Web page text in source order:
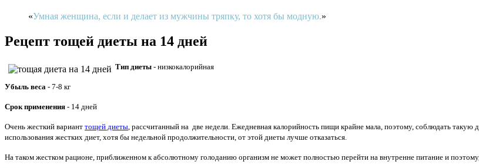
Умная женщина, если и делает из мужчины тряпку, то хотя бы модную.
Рецепт тощей диеты на 14 дней
Тип диеты - низкокалорийная
Убыль веса - 7-8 кг
Срок применения - 14 дней
Очень жесткий вариант тощей диеты, рассчитанный на две недели. Ежедневная калорийность пищи крайне мала, поэтому, соблюдать такую
использования жестких диет, хотя бы недельной продолжительности, от этой диеты лучше отказаться.
На таком жестком рационе, приближенном к абсолютному голоданию организм не может полностью перейти на внутренне питание и